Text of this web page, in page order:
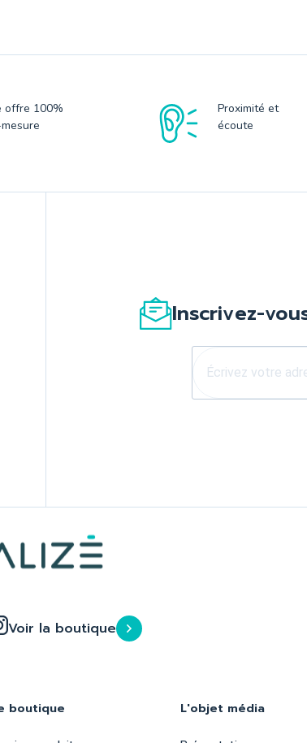
offre 100%
Proximité et
écoute
Inscrivez-
Voir la boutique
boutique L'objet média